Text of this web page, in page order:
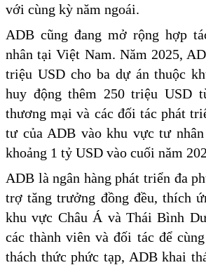
với cùng kỳ năm ngoái.
ADB cũng đang mở rộng hợp
nhân tại Việt Nam. Năm 2025,
triệu USD cho ba dự án thuộc
huy động thêm 250 triệu USD
thương mại và các đối tác phát
tư của ADB vào khu vực tư
khoảng 1 tỷ USD vào cuối năm
ADB là ngân hàng phát triển đa
trợ tăng trưởng đồng đều, thích
khu vực Châu Á và Thái Bình
các thành viên và đối tác để
thách thức phức tạp, ADB khai